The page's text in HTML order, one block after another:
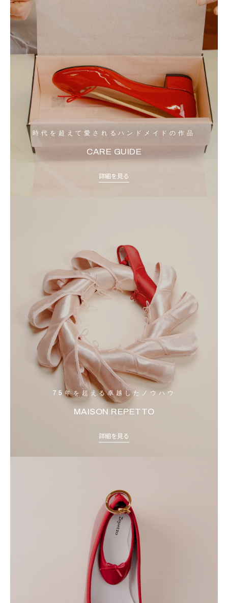
時代を超えて愛されるハンドメイドの作品
CARE GUIDE
詳細を見る
75年を超える卓越したノウハウ
MAISON REPETTO
詳細を見る